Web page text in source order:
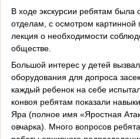
В ходе экскурсии ребятам была
отделам, с осмотром картинной
лекция о необходимости
обществе.
Большой интерес у детей
оборудования для допроса
каждый ребенок на себе
конвоя ребятам показали
Яра (полное имя «Яростная
овчарка). Много вопросов